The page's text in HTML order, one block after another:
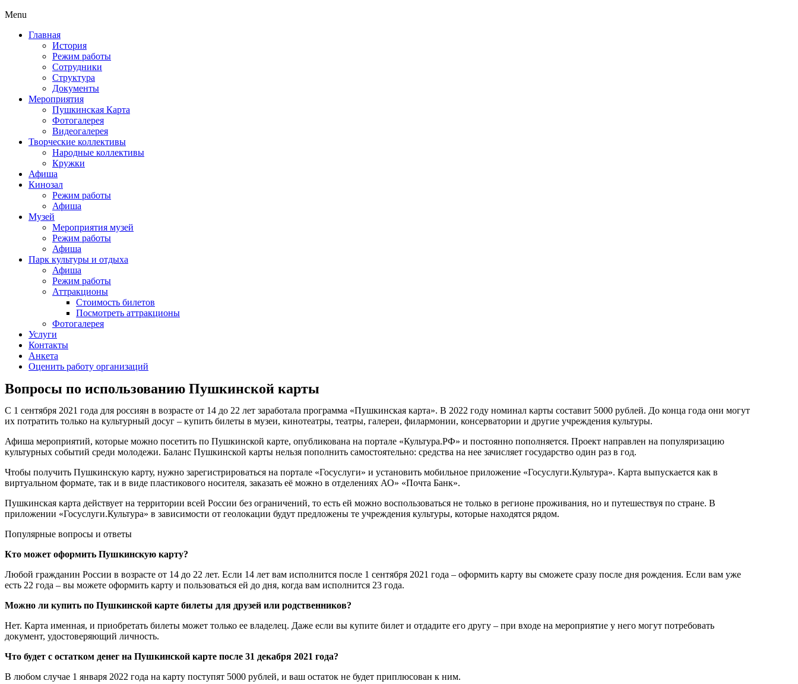
Menu
Главная
История
Режим работы
Сотрудники
Структура
Документы
Мероприятия
Пушкинская Карта
Фотогалерея
Видеогалерея
Творческие коллективы
Народные коллективы
Кружки
Афиша
Кинозал
Режим работы
Афиша
Музей
Мероприятия музей
Режим работы
Афиша
Парк культуры и отдыха
Афиша
Режим работы
Аттракционы
Стоимость билетов
Посмотреть аттракционы
Фотогалерея
Услуги
Контакты
Анкета
Оценить работу организаций
Вопросы по использованию Пушкинской карты
С 1 сентября 2021 года для россиян в возрасте от 14 до 22 лет заработала программа «Пушкинская карта». В 2022 году номинал карты составит 5000 рублей. До конца года они могут
их потратить только на культурный досуг – купить билеты в музеи, кинотеатры, театры, галереи, филармонии, консерватории и другие учреждения культуры.
Афиша мероприятий, которые можно посетить по Пушкинской карте, опубликована на портале «Культура.РФ» и постоянно пополняется. Проект направлен на популяризацию
культурных событий среди молодежи. Баланс Пушкинской карты нельзя пополнить самостоятельно: средства на нее зачисляет государство один раз в год.
Чтобы получить Пушкинскую карту, нужно зарегистрироваться на портале «Госуслуги» и установить мобильное приложение «Госуслуги.Культура». Карта выпускается как в
виртуальном формате, так и в виде пластикового носителя, заказать её можно в отделениях АО» «Почта Банк».
Пушкинская карта действует на территории всей России без ограничений, то есть ей можно воспользоваться не только в регионе проживания, но и путешествуя по стране. В
приложении «Госуслуги.Культура» в зависимости от геолокации будут предложены те учреждения культуры, которые находятся рядом.
Популярные вопросы и ответы
Кто может оформить Пушкинскую карту?
Любой гражданин России в возрасте от 14 до 22 лет. Если 14 лет вам исполнится после 1 сентября 2021 года – оформить карту вы сможете сразу после дня рождения. Если вам уже
есть 22 года – вы можете оформить карту и пользоваться ей до дня, когда вам исполнится 23 года.
Можно ли купить по Пушкинской карте билеты для друзей или родственников?
Нет. Карта именная, и приобретать билеты может только ее владелец. Даже если вы купите билет и отдадите его другу – при входе на мероприятие у него могут потребовать
документ, удостоверяющий личность.
Что будет с остатком денег на Пушкинской карте после 31 декабря 2021 года?
В любом случае 1 января 2022 года на карту поступят 5000 рублей, и ваш остаток не будет приплюсован к ним.